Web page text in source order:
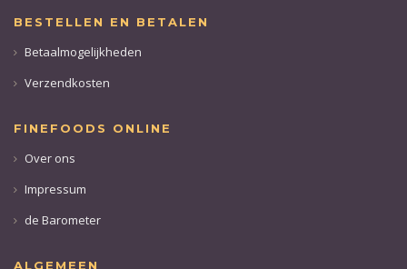
BESTELLEN EN BETALEN
Betaalmogelijkheden
Verzendkosten
FINEFOODS ONLINE
Over ons
Impressum
de Barometer
ALGEMEEN